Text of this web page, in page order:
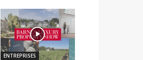
ENTREPRISES